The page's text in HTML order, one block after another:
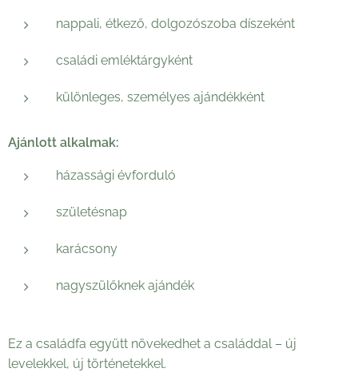
nappali, étkező, dolgozószoba díszeként
családi emléktárgyként
különleges, személyes ajándékként
Ajánlott alkalmak:
házassági évforduló
születésnap
karácsony
nagyszülőknek ajándék
Ez a családfa együtt növekedhet a családdal – új
levelekkel, új történetekkel.